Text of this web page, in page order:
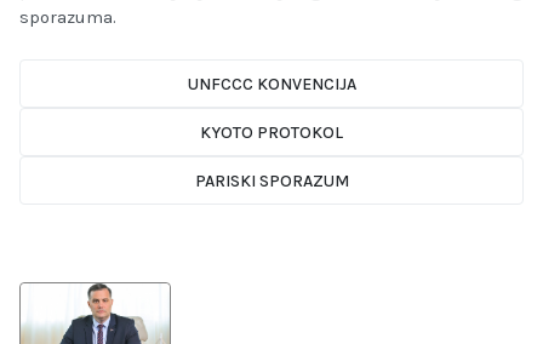
sporazuma.
UNFCCC KONVENCIJA
KYOTO PROTOKOL
PARISKI SPORAZUM